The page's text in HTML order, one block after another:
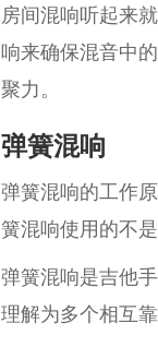
房间混响听起来
响来确保混音中
聚力。
弹簧混响
弹簧混响的工作
簧混响使用的不
弹簧混响是吉他
理解为多个相互